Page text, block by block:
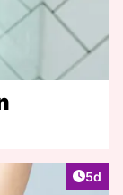
5d